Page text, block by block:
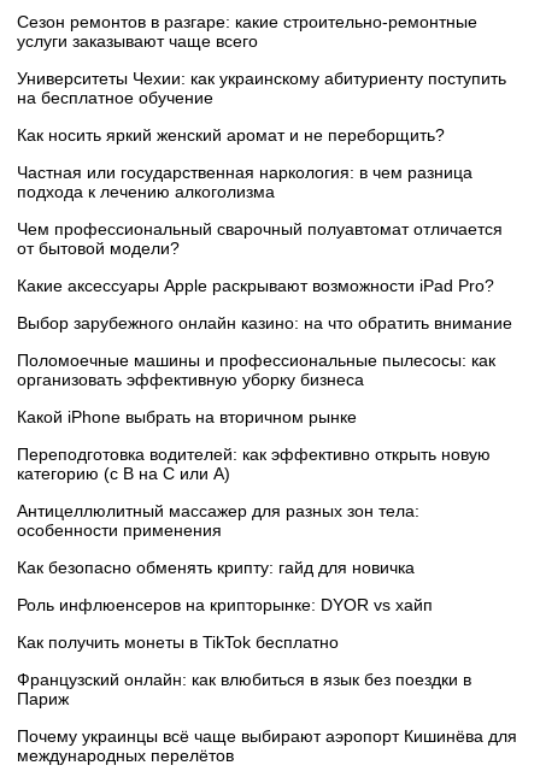
Сезон ремонтов в разгаре: какие строительно-ремонтные
услуги заказывают чаще всего
Университеты Чехии: как украинскому абитуриенту поступить
на бесплатное обучение
Как носить яркий женский аромат и не переборщить?
Частная или государственная наркология: в чем разница
подхода к лечению алкоголизма
Чем профессиональный сварочный полуавтомат отличается
от бытовой модели?
Какие аксессуары Apple раскрывают возможности iPad Pro?
Выбор зарубежного онлайн казино: на что обратить внимание
Поломоечные машины и профессиональные пылесосы: как
организовать эффективную уборку бизнеса
Какой iPhone выбрать на вторичном рынке
Переподготовка водителей: как эффективно открыть новую
категорию (с B на C или А)
Антицеллюлитный массажер для разных зон тела:
особенности применения
Как безопасно обменять крипту: гайд для новичка
Роль инфлюенсеров на крипторынке: DYOR vs хайп
Как получить монеты в TikTok бесплатно
Французский онлайн: как влюбиться в язык без поездки в
Париж
Почему украинцы всё чаще выбирают аэропорт Кишинёва для
международных перелётов